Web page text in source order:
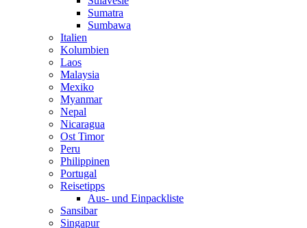
Sumatra
Sumbawa
Italien
Kolumbien
Laos
Malaysia
Mexiko
Myanmar
Nepal
Nicaragua
Ost Timor
Peru
Philippinen
Portugal
Reisetipps
Aus- und Einpackliste
Sansibar
Singapur